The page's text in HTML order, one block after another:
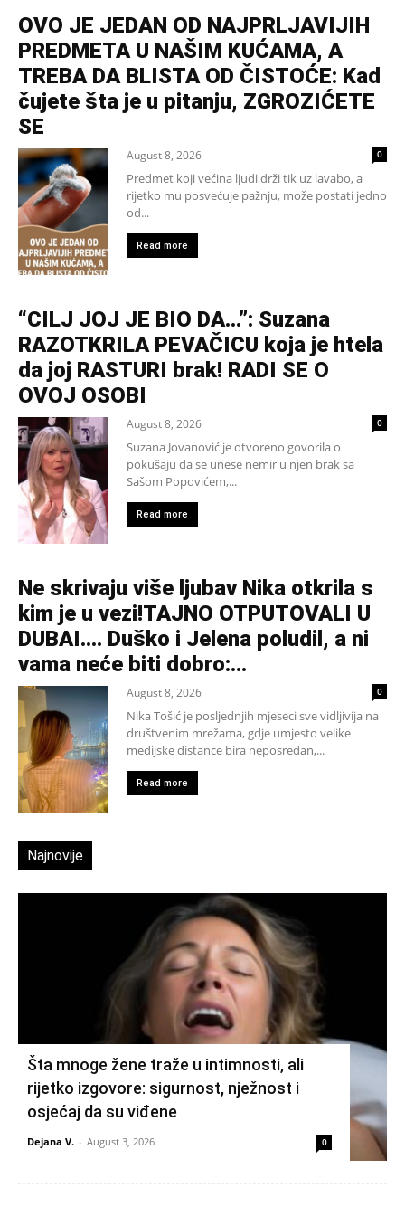
OVO JE JEDAN OD NAJPRLJAVIJIH
PREDMETA U NAŠIM KUĆAMA, A
TREBA DA BLISTA OD ČISTOĆE: Kad
čujete šta je u pitanju, ZGROZIĆETE
SE
August 8, 2026 0
Predmet koji većina ljudi drži tik uz lavabo, a
rijetko mu posvećuje pažnju, može postati jedno
od...
Read more
“CILJ JOJ JE BIO DA…”: Suzana
RAZOTKRILA PEVAČICU koja je htela
da joj RASTURI brak! RADI SE O
OVOJ OSOBI
August 8, 2026 0
Suzana Jovanović je otvoreno govorila o
pokušaju da se unese nemir u njen brak sa
Sašom Popovićem,...
Read more
Ne skrivaju više ljubav Nika otkrila s
kim je u vezi!TAJNO OTPUTOVALI U
DUBAI…. Duško i Jelena poludil, a ni
vama neće biti dobro:...
August 8, 2026 0
Nika Tošić je posljednjih mjeseci sve vidljivija na
društvenim mrežama, gdje umjesto velike
medijske distance bira neposredan,...
Read more
Najnovije
Šta mnoge žene traže u intimnosti, ali
rijetko izgovore: sigurnost, nježnost i
osjećaj da su viđene
Dejana V. - August 3, 2026 0